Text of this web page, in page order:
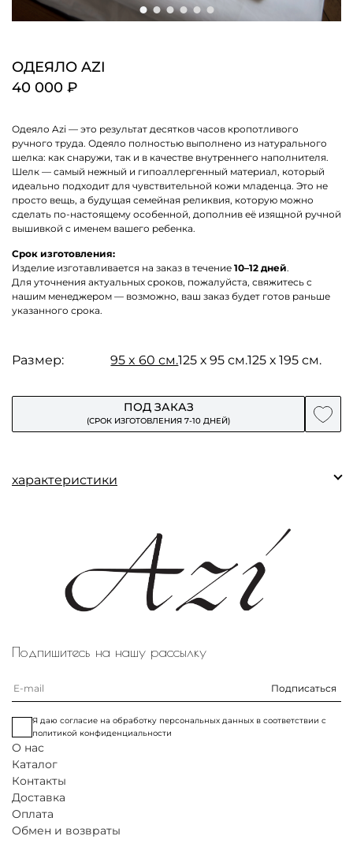
ОДЕЯЛО AZI
40 000 ₽
Одеяло Azi — это результат десятков часов кропотливого
ручного труда. Одеяло полностью выполнено из натурального
шелка: как снаружи, так и в качестве внутреннего наполнителя.
Шелк — самый нежный и гипоаллергенный материал, который
идеально подходит для чувствительной кожи младенца. Это не
просто вещь, а будущая семейная реликвия, которую можно
сделать по-настоящему особенной, дополнив её изящной ручной
вышивкой с именем вашего ребенка.
Срок изготовления:
Изделие изготавливается на заказ в течение 10–12 дней.
Для уточнения актуальных сроков, пожалуйста, свяжитесь с
нашим менеджером — возможно, ваш заказ будет готов раньше
указанного срока.
Размер: 95 x 60 см.125 х 95 см.125 х 195 см.
ПОД ЗАКАЗ
(СРОК ИЗГОТОВЛЕНИЯ 7-10 ДНЕЙ)
характеристики
Подпишитесь на нашу рассылку
Подписаться
Я даю согласие на обработку персональных данных в соответствии с
политикой конфиденциальности
О нас
Каталог
Контакты
Доставка
Оплата
Обмен и возвраты